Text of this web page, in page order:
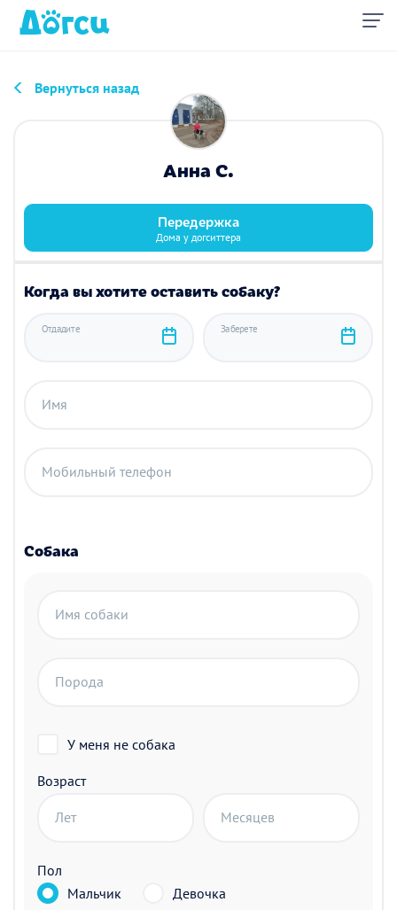
Вернуться назад
Анна С.
Передержка
Дома у догситтера
Когда вы хотите оставить собаку?
Отдадите Заберете
Имя
Мобильный телефон
Собака
Имя собаки
Порода
У меня не собака
Возраст
Лет Месяцев
Пол
Мальчик
Девочка